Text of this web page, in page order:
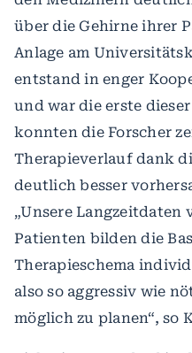
über die Gehirne ihrer
Anlage am
entstand in enger
und war die erste
konnten die Forscher
Therapieverlauf dank
deutlich besser
„Unsere Langzeitdaten
Patienten bilden die
Therapieschema
also so aggressiv wie
möglich zu planen“, so